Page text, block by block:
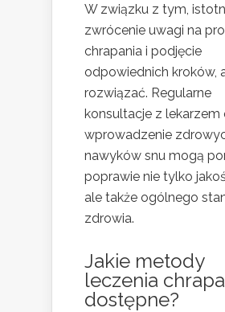
W związku z tym,
zwrócenie uwagi na
chrapania i podjęcie
odpowiednich kroków,
rozwiązać. Regularne
konsultacje z lekarzem
wprowadzenie
nawyków snu mogą
poprawie nie tylko
ale także ogólnego
zdrowia.
Jakie metody
leczenia
dostępne?